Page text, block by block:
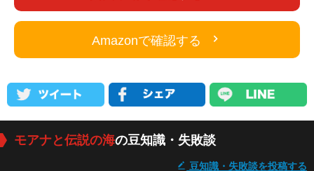
Amazonで確認する
モアナと伝説の海の豆知識・失敗談
豆知識・失敗談を投稿する